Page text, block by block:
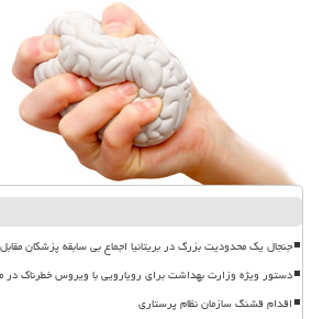
جنجال یک محدودیت بزرگ در بریتانیا اجماع بی سابقه پزشکان
دستور ویژه وزارت بهداشت برای رویارویی با ویروس خطرناک در
اقدام قشنگ سازمان نظام پرستاری